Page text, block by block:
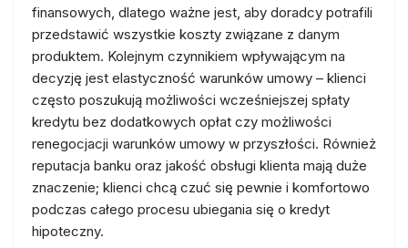
finansowych, dlatego ważne jest, aby doradcy potrafili
przedstawić wszystkie koszty związane z danym
produktem. Kolejnym czynnikiem wpływającym na
decyzję jest elastyczność warunków umowy – klienci
często poszukują możliwości wcześniejszej spłaty
kredytu bez dodatkowych opłat czy możliwości
renegocjacji warunków umowy w przyszłości. Również
reputacja banku oraz jakość obsługi klienta mają duże
znaczenie; klienci chcą czuć się pewnie i komfortowo
podczas całego procesu ubiegania się o kredyt
hipoteczny.